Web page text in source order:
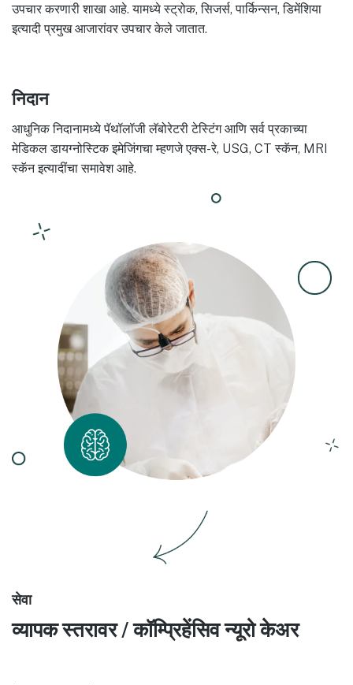
उपचार करणारी शाखा आहे. यामध्ये स्ट्रोक, सिजर्स, पार्किन्सन, डिमेंशिया
इत्यादी प्रमुख आजारांवर उपचार केले जातात.
निदान
आधुनिक निदानामध्ये पॅथॉलॉजी लॅबोरेटरी टेस्टिंग आणि सर्व प्रकाच्या
मेडिकल डायग्नोस्टिक इमेजिंगचा म्हणजे एक्स-रे, USG, CT स्कॅन, MRI
स्कॅन इत्यादींचा समावेश आहे.
सेवा
व्यापक स्तरावर / कॉम्प्रिहेंसिव न्यूरो केअर